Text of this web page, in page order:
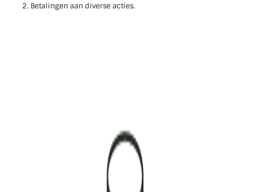
Betalingen aan diverse acties.